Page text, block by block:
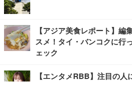
【アジア美食レポート】
スメ！タイ・バンコクに行
ェック
【エンタメRBB】注目の人